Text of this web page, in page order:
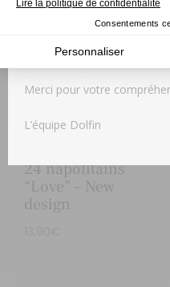
Produits
24 napolitains
“Love” – New
design
Dès le retour des
vous sera expédié.
Merci pour votre
L’équipe Dolfin